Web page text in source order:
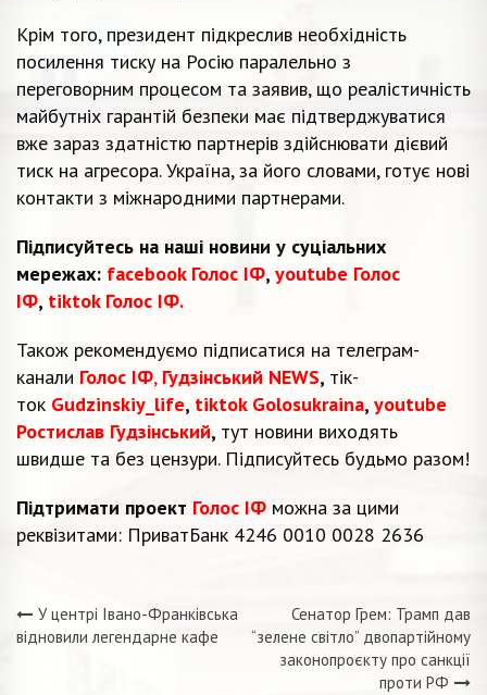
Крім того, президент підкреслив необхідність
посилення тиску на Росію паралельно з
переговорним процесом та заявив, що реалістичність
майбутніх гарантій безпеки має підтверджуватися
вже зараз здатністю партнерів здійснювати дієвий
тиск на агресора. Україна, за його словами, готує нові
контакти з міжнародними партнерами.
Підписуйтесь на наші новини у суціальних
мережах: facebook Голос ІФ, youtube Голос
ІФ, tiktok Голос ІФ.
Також рекомендуємо підписатися на телеграм-
канали Голос ІФ, Гудзінський NEWS, тік-
ток Gudzinskiy_life, tiktok Golosukraina, youtube
Ростислав Гудзінський, тут новини виходять
швидше та без цензури. Підписуйтесь будьмо разом!
Підтримати проект Голос ІФ можна за цими
реквізитами: ПриватБанк 4246 0010 0028 2636
Навігація
У центрі Івано-Франківська
відновили легендарне кафе
Сенатор Грем: Трамп дав
“зелене світло” двопартійному
законопроєкту про санкції
проти РФ